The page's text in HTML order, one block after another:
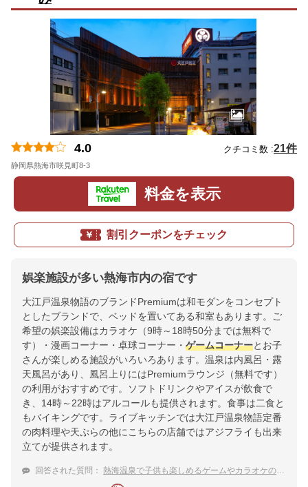
4.0 クチコミ数 :21件
静岡県熱海市咲見町8-3
料金を表示
割引クーポンをチェック
娯楽施設が多い熱海市内の宿です
大江戸温泉物語のブランドPremiumは和モダンをコンセプト
としたブランドで、ベッドを置いてある和室もあります。ご
希望の娯楽設備はカラオケ（9時～18時50分までは無料で
す）・漫画コーナー・卓球コーナー・ ゲームコーナーとお子
さんが楽しめる施設がいろいろあります。温泉は内風呂・露
天風呂があり、風呂上りにはPremiumラウンジ（無料です）
の利用がおすすめです。ソフトドリンクやアイスが飲食で
き、14時～22時はアルコールも提供されます。食事は二食と
もバイキングです。ライブキッチンでは大江戸温泉物語定番
の肉料理や天ぷらの他にこちらの店舗ではアジフライも出来
立てが提供されます。
回答された質問： 熱海温泉で子供も楽しめるゲームやカラオケの設備がある宿は？